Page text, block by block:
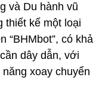
và Du hành vũ
thiết kế một loại
“BHMbot”, có khả
dây dẫn, với
xoay chuyển